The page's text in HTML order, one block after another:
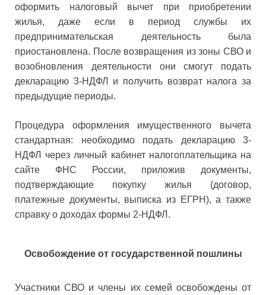
оформить налоговый вычет при приобретении
жилья, даже если в период службы их
предпринимательская деятельность была
приостановлена. После возвращения из зоны СВО и
возобновления деятельности они смогут подать
декларацию 3-НДФЛ и получить возврат налога за
предыдущие периоды.
Процедура оформления имущественного вычета
стандартная: необходимо подать декларацию 3-
НДФЛ через личный кабинет налогоплательщика на
сайте ФНС России, приложив документы,
подтверждающие покупку жилья (договор,
платежные документы, выписка из ЕГРН), а также
справку о доходах формы 2-НДФЛ.
Освобождение от государственной пошлины
Участники СВО и члены их семей освобождены от